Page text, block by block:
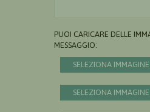
PUOI CARICARE DELLE
MESSAGGIO:
SELEZIONA
SELEZIONA